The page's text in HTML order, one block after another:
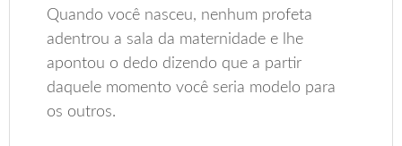
Quando você nasceu, nenhum profeta
adentrou a sala da maternidade e lhe
apontou o dedo dizendo que a partir
daquele momento você seria modelo para
os outros.